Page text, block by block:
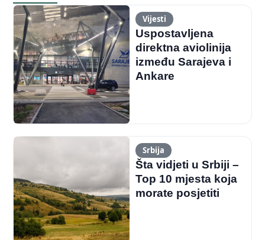
Vijesti
Uspostavljena
direktna aviolinija
između Sarajeva i
Ankare
Srbija
Šta vidjeti u Srbiji –
Top 10 mjesta koja
morate posjetiti